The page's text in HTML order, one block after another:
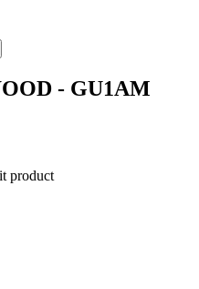
- GU1AM
product